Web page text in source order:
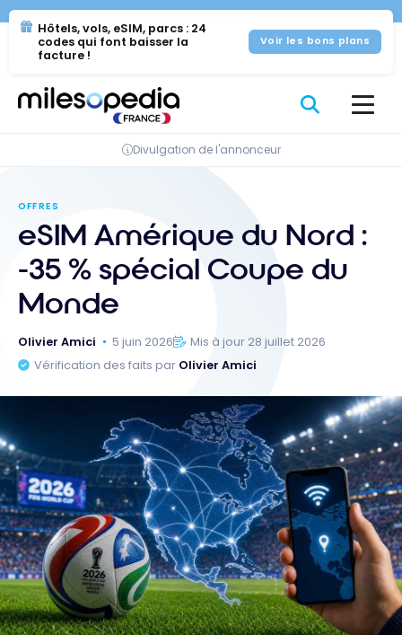
Panneau de gestion des cookies
Se
rendreHôtels, vols, eSIM, parcs : 24
codes qui font baisser la
facture !
Voir les bons plans
Divulgation de l'annonceur
OFFRES
eSIM Amérique du Nord :
-35 % spécial Coupe du
Monde
Olivier Amici 5 juin 2026
Mis à jour 28 juillet 2026
Vérification des faits par Olivier Amici